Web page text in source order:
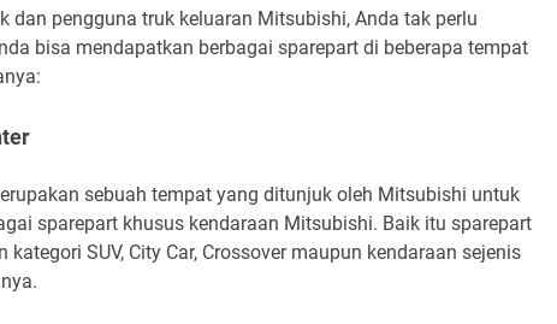
dan pengguna truk keluaran Mitsubishi, Anda tak perlu
bisa mendapatkan berbagai sparepart di beberapa tempat
sebuah tempat yang ditunjuk oleh Mitsubishi untuk
sparepart khusus kendaraan Mitsubishi. Baik itu sparepart
kategori SUV, City Car, Crossover maupun kendaraan sejenis